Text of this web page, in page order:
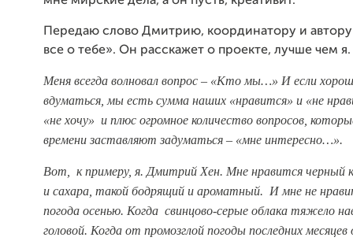
Передаю слово Дмитрию, координатору и
все о тебе». Он расскажет о проекте, лучше чем я.
Меня всегда волновал вопрос – «Кто мы…» И если
вдуматься, мы есть сумма наших «нравится» и «не
«не хочу» и плюс огромное количество вопросов,
времени заставляют задуматься – «мне интересно…».
Вот, к примеру, я. Дмитрий Хен. Мне нравится черный
и сахара, такой бодрящий и ароматный. И мне не
погода осенью. Когда свинцово-серые облака тяжело
головой. Когда от промозглой погоды последних